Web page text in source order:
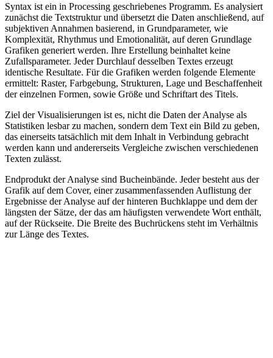
Syntax ist ein in Processing geschriebenes Programm. Es analysiert
zunächst die Textstruktur und übersetzt die Daten anschließend, auf
subjektiven Annahmen basierend, in Grundparameter, wie
Komplexität, Rhythmus und Emotionalität, auf deren Grundlage
Grafiken generiert werden. Ihre Erstellung beinhaltet keine
Zufallsparameter. Jeder Durchlauf desselben Textes erzeugt
identische Resultate. Für die Grafiken werden folgende Elemente
ermittelt: Raster, Farbgebung, Strukturen, Lage und Beschaffenheit
der einzelnen Formen, sowie Größe und Schriftart des Titels.
Ziel der Visualisierungen ist es, nicht die Daten der Analyse als
Statistiken lesbar zu machen, sondern dem Text ein Bild zu geben,
das einerseits tatsächlich mit dem Inhalt in Verbindung gebracht
werden kann und andererseits Vergleiche zwischen verschiedenen
Texten zulässt.
Endprodukt der Analyse sind Bucheinbände. Jeder besteht aus der
Grafik auf dem Cover, einer zusammenfassenden Auflistung der
Ergebnisse der Analyse auf der hinteren Buchklappe und dem der
längsten der Sätze, der das am häufigsten verwendete Wort enthält,
auf der Rückseite. Die Breite des Buchrückens steht im Verhältnis
zur Länge des Textes.